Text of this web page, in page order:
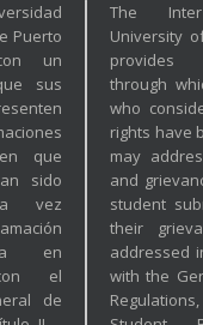
Puerto
un
sus
que
sido
vez
en
el
de
The
University
provides
through
who
rights have
may
and
student
their
addressed
with the